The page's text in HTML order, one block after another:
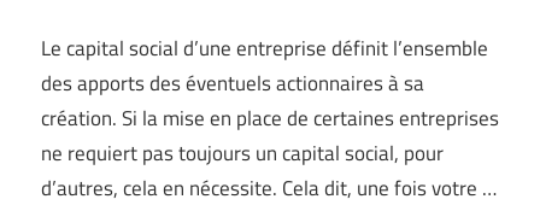
Le capital social d’une entreprise définit l’ensemble
des apports des éventuels actionnaires à sa
création. Si la mise en place de certaines entreprises
ne requiert pas toujours un capital social, pour
d’autres, cela en nécessite. Cela dit, une fois votre …